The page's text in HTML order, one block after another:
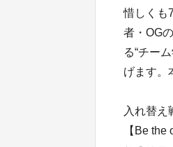
惜しくも
者・OG
る“チー
げます。
入れ替え
【Be the